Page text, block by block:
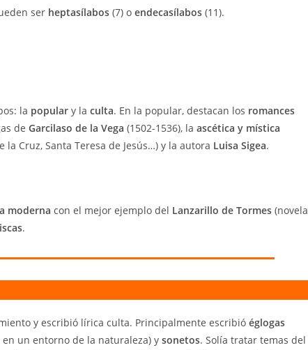
ser heptasílabos (7) o endecasílabos (11).
la popular y la culta. En la popular, destacan los romances
de Garcilaso de la Vega (1502-1536), la ascética y mística
la Cruz, Santa Teresa de Jesús…) y la autora Luisa Sigea.
moderna con el mejor ejemplo del Lanzarillo de Tormes (novela
.
y escribió lírica culta. Principalmente escribió églogas
un entorno de la naturaleza) y sonetos. Solía tratar temas del